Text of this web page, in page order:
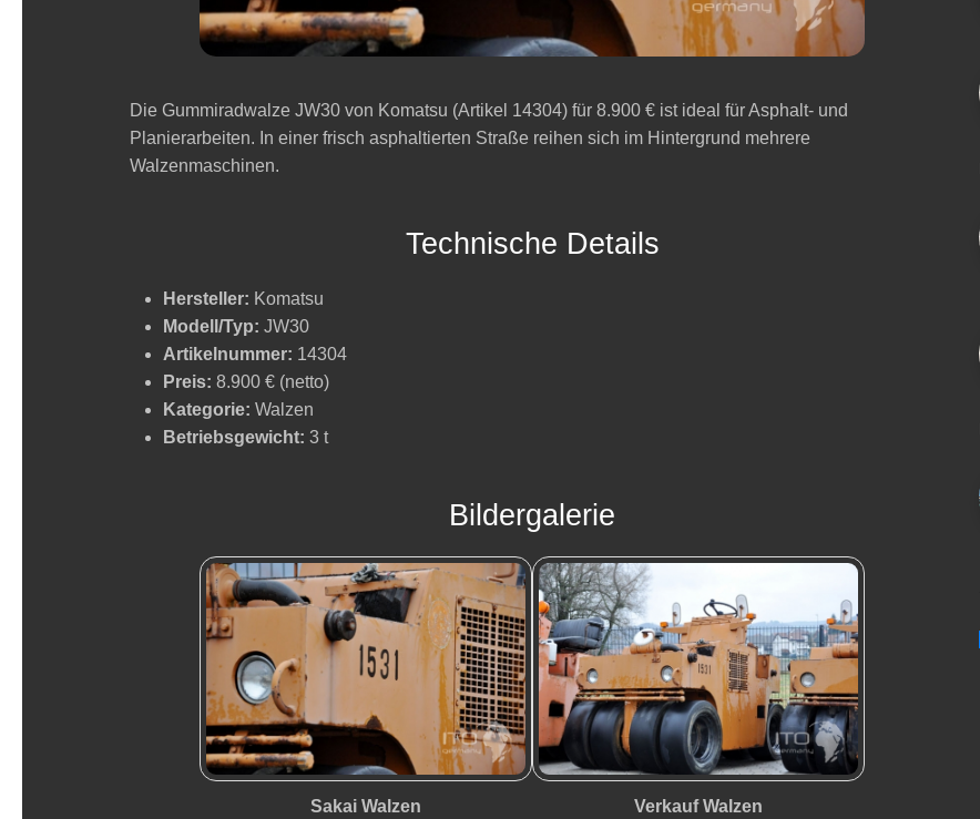
Die Gummiradwalze JW30 von Komatsu (Artikel 14304) für 8.900 € ist ideal für Asphalt‑ und
Planierarbeiten. In einer frisch asphaltierten Straße reihen sich im Hintergrund mehrere
Walzenmaschinen.
Technische Details
Hersteller: Komatsu
Modell/Typ: JW30
Artikelnummer: 14304
Preis: 8.900 € (netto)
Kategorie: Walzen
Betriebsgewicht: 3 t
Bildergalerie
Sakai Walzen
Verkauf Walzen